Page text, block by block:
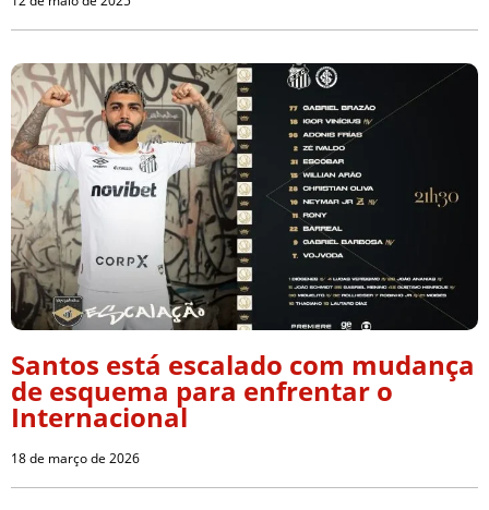
Santos está escalado com mudança
de esquema para enfrentar o
Internacional
18 de março de 2026